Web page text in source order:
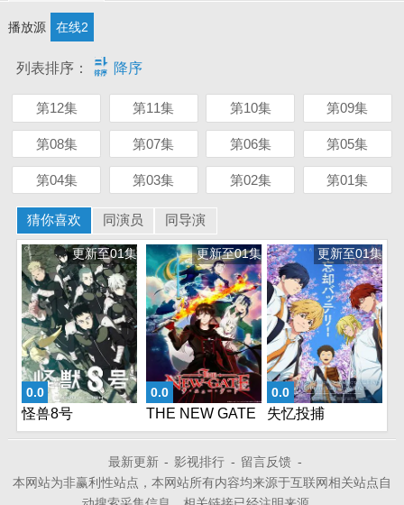
播放源 在线2
列表排序：  降序
第12集 第11集 第10集 第09集
第08集 第07集 第06集 第05集
第04集 第03集 第02集 第01集
猜你喜欢 同演员 同导演
0.0
更新至01集
怪兽8号
0.0
更新至01集
THE NEW GATE
0.0
更新至01集
失忆投捕
最新更新 - 影视排行 - 留言反馈 -
本网站为非赢利性站点，本网站所有内容均来源于互联网相关站点自